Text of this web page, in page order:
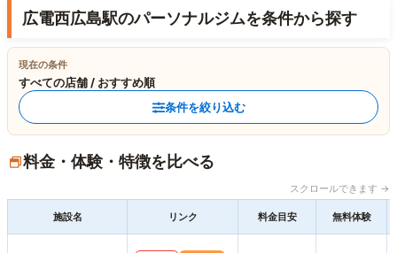
広電西広島駅のパーソナルジムを条件から探す
現在の条件
すべての店舗 / おすすめ順
条件を絞り込む
料金・体験・特徴を比べる
スクロールできます →
施設名 リンク 料金目安 無料体験